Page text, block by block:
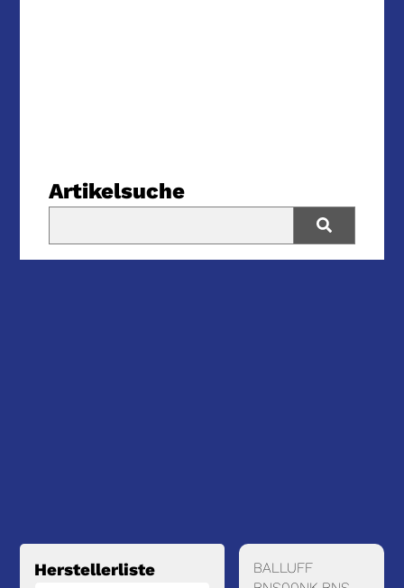
Artikelsuche
Herstellerliste
BALLUFF